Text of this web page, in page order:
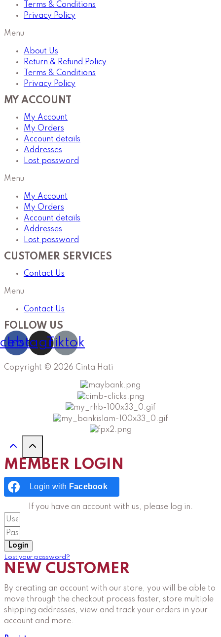
Terms & Conditions
Privacy Policy
Menu
About Us
Return & Refund Policy
Terms & Conditions
Privacy Policy
MY ACCOUNT
My Account
My Orders
Account details
Addresses
Lost password
Menu
My Account
My Orders
Account details
Addresses
Lost password
CUSTOMER SERVICES
Contact Us
Menu
Contact Us
FOLLOW US
Instagram
Tiktok
Copyright © 2026 Cinta Hati
MEMBER LOGIN
Login with Facebook
If you have an account with us, please log in.
Login
Lost your password?
NEW CUSTOMER
By creating an account with our store, you will be able to
move through the checkout process faster, store multiple
shipping addresses, view and track your orders in your
account and more.